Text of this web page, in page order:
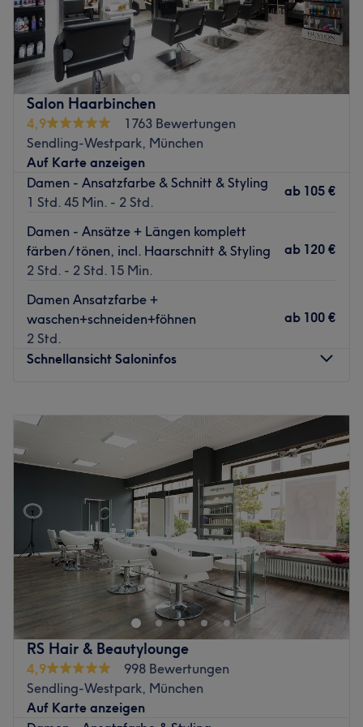
„Individuell - Stilsicher – Ideenreich“ Herzlich willkommen
im Friseursalon - Schneiderei Hairdesign! Mit der
Ambition jedem Kunden ein individuelles, typgerechtes
Styling zu schaffen, dass in Schnitt und Farbe den
eigenen Typ perfekt unterstreicht, arbeitet ein versiertes
Team mit Leidenschaft und Feingefühl an Ihren
Frisurenwünschen. Hier erwartet Sie ein stilvolles
Ambiente mit viel Licht, klaren Linien und großen
Spiegeln.
Bei Haarfarben/Strähnen sind Mindestpreisangaben. Wir
Materialverbrauch.
Zurück zur Salonansicht
Salon Haarbinchen
4,9
1763 Bewertungen
Sendling-Westpark, München
Auf Karte anzeigen
Damen - Ansatzfarbe & Schnitt & Styling
1 Std. 45 Min. - 2 Std.
ab 105 €
Damen - Ansätze + Längen komplett
färben / tönen, incl. Haarschnitt & Styling
2 Std. - 2 Std. 15 Min.
ab 120 €
Damen Ansatzfarbe +
waschen+schneiden+föhnen
2 Std.
ab 100 €
Schnellansicht Saloninfos
Dienstag
19:00
10:00
19:00
Donnerstag
10:00–19:00
10:00–19:00
Samstag
10:00 –
Sonntag
Geschlossen
Cooler Kurzhaarschnitt oder moderne Beach-Mähne,
lockig oder glatt – der Friseur Salon Haarbinchen in der
Konrad-Celtis-Straße 22 bietet allerlei
Haarveränderungen nach ganz persönlichen Wünschen.
Überzeuge dich selbst und buch deinen ganz
persönlichen Wunschtermin einfach über Treatwell!
In dem großen und modern-eingerichteten Salon wirst du
von Inhaberin Bine liebevoll empfangen. Mit ihrem
RS Hair & Beautylounge
4,9
998 Bewertungen
Sendling-Westpark, München
Auf Karte anzeigen